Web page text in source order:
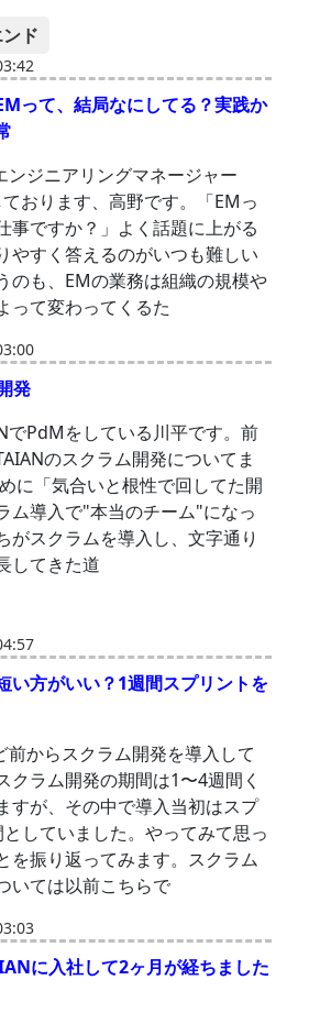
ド
って、結局なにしてる？実践か
ンジニアリングマネージャー
ております、高野です。「EMっ
事ですか？」よく話題に上がる
やすく答えるのがいつも難しい
のも、EMの業務は組織の規模や
って変わってくるた
発
でPdMをしている川平です。前
のスクラム開発についてま
に「気合いと根性で回してた開
ム導入で"本当のチーム"になっ
がスクラムを導入し、文字通り
してきた道
い方がいい？1週間スプリントを
前からスクラム開発を導入して
クラム開発の期間は1〜4週間く
すが、その中で導入当初はスプ
していました。やってみて思っ
を振り返ってみます。スクラム
いては以前こちらで
に入社して2ヶ月が経ちました